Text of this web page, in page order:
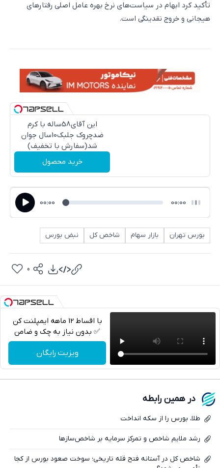
تأکید کرد ابهام در سیاست‌های نرخ بهره عامل اصلی رفتارهای
هیجانی و خروج نقدینگی است.
این آقای58ساله با کرم
ضدچروک جلبک10سال جوان
شد(سفارش با تخفیف)
خرید محصول
00:00 00:00
بورس تهران بازار سهام شاخص کل نبض بورس
واتساپ
0
با اقساط 12 ماهه ایمپلنت کن
✅ بدون نیاز به چک و ضامن
ویزیت رایگان
در همین رابطه
طلا، بورس را از سکه انداخت
رشد ملایم شاخص و تمرکز سرمایه بر شاخص‌سازها
شاخص کل در آستانه فتح قله تاریخی؛ سوخت صعود بورس از کجا